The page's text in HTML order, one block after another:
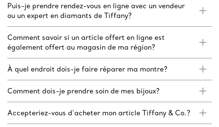
Puis-je prendre rendez-vous en ligne avec un vendeur
ou un expert en diamants de Tiffany?
Comment savoir si un article offert en ligne est
également offert au magasin de ma région?
À quel endroit dois-je faire réparer ma montre?
Comment dois-je prendre soin de mes bijoux?
Accepteriez-vous d’acheter mon article Tiffany & Co.?